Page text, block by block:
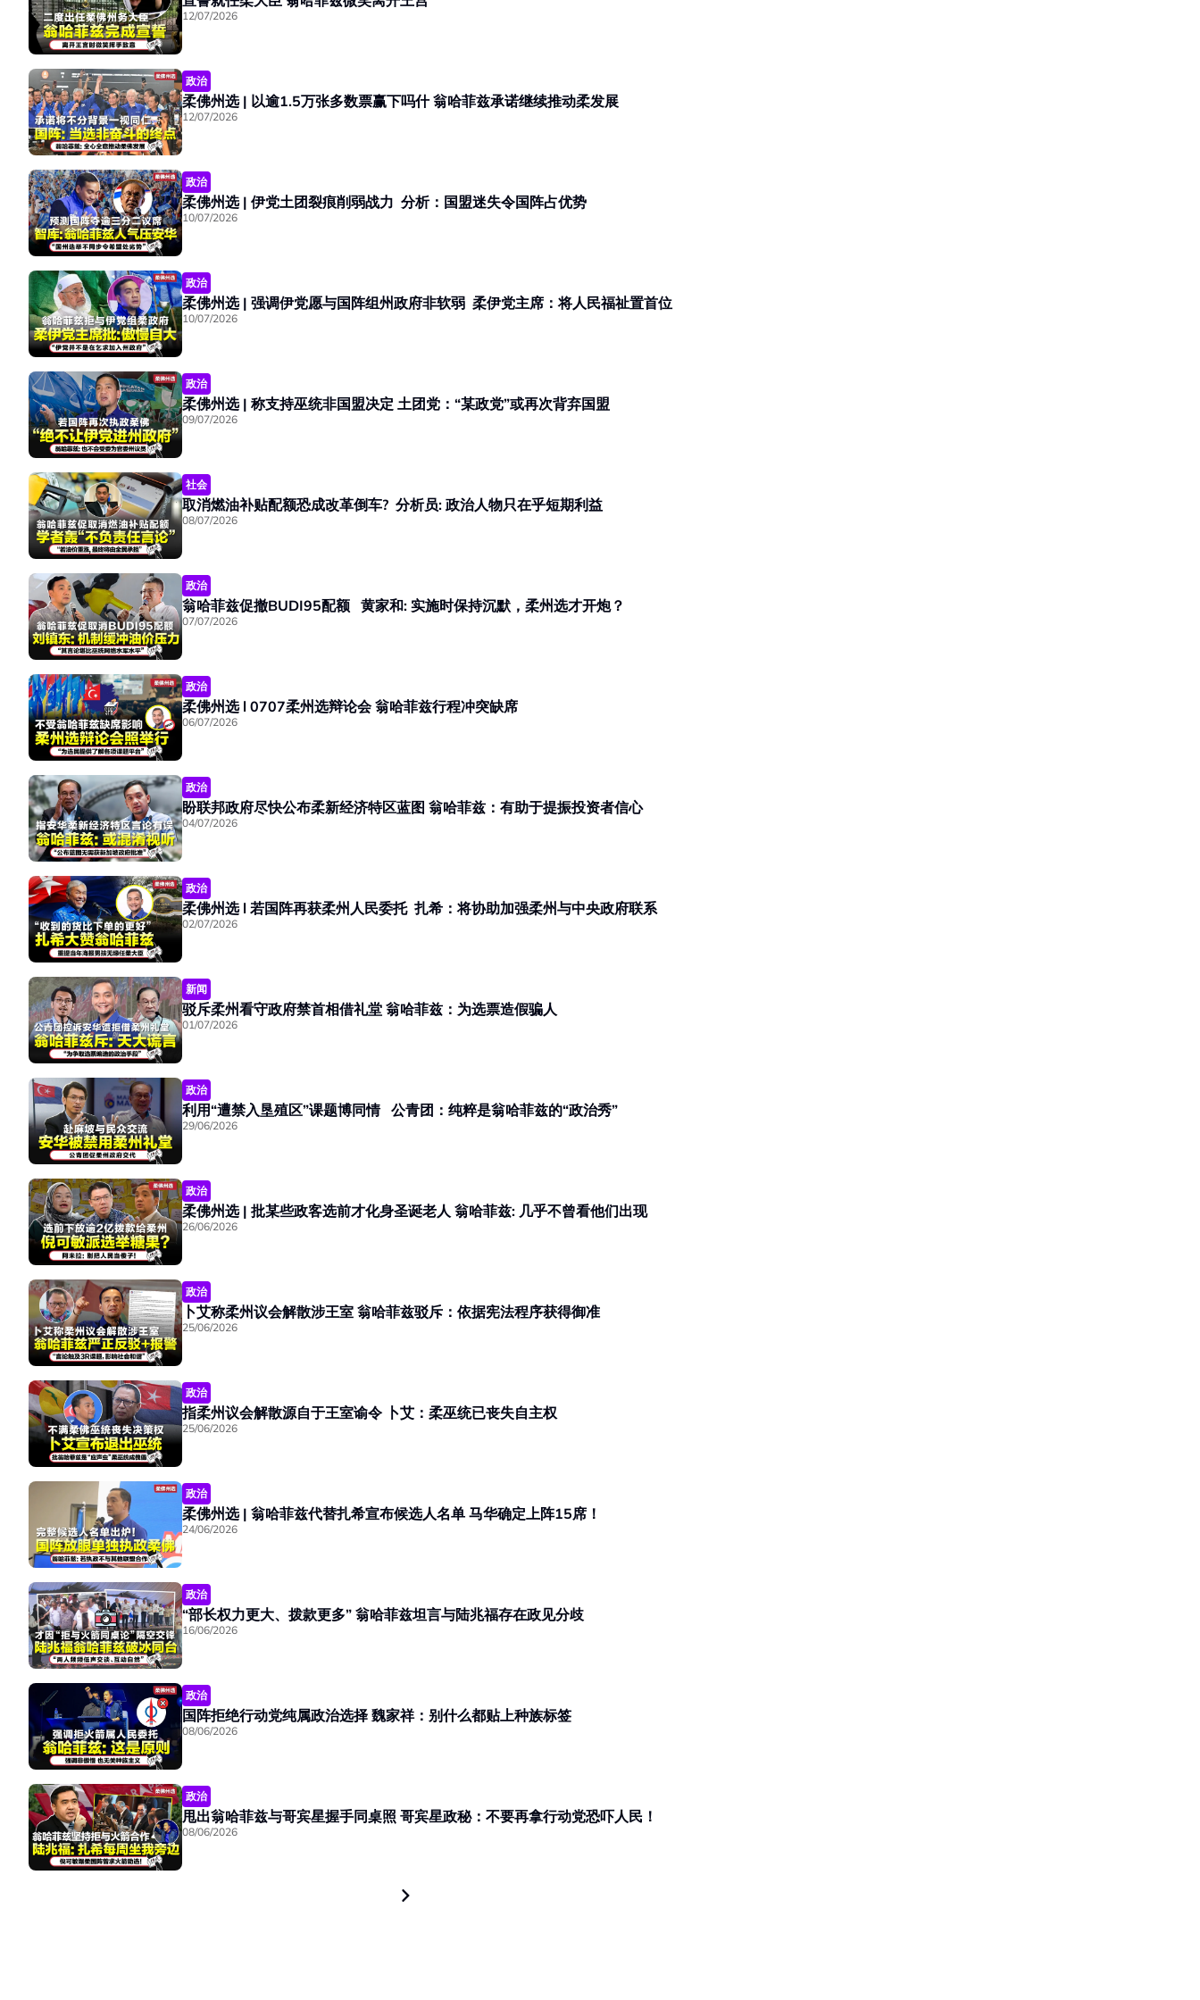
12/07/2026
政治
柔佛州选 | 以逾1.5万张多数票赢下吗什 翁哈菲兹承诺继续推动柔发展
12/07/2026
政治
柔佛州选 | 伊党土团裂痕削弱战力 分析：国盟迷失令国阵占优势
10/07/2026
政治
柔佛州选 | 强调伊党愿与国阵组州政府非软弱 柔伊党主席：将人民福祉置首位
10/07/2026
政治
柔佛州选 | 称支持巫统非国盟决定 土团党：“某政党”或再次背弃国盟
09/07/2026
社会
取消燃油补贴配额恐成改革倒车? 分析员: 政治人物只在乎短期利益
08/07/2026
政治
翁哈菲兹促撤BUDI95配额 黄家和: 实施时保持沉默，柔州选才开炮？
07/07/2026
政治
柔佛州选 l 0707柔州选辩论会 翁哈菲兹行程冲突缺席
06/07/2026
政治
盼联邦政府尽快公布柔新经济特区蓝图 翁哈菲兹：有助于提振投资者信心
04/07/2026
政治
柔佛州选 l 若国阵再获柔州人民委托 扎希：将协助加强柔州与中央政府联系
02/07/2026
新闻
驳斥柔州看守政府禁首相借礼堂 翁哈菲兹：为选票造假骗人
01/07/2026
政治
利用“遭禁入垦殖区”课题博同情 公青团：纯粹是翁哈菲兹的“政治秀”
29/06/2026
政治
柔佛州选 | 批某些政客选前才化身圣诞老人 翁哈菲兹: 几乎不曾看他们出现
26/06/2026
政治
卜艾称柔州议会解散涉王室 翁哈菲兹驳斥：依据宪法程序获得御准
25/06/2026
政治
指柔州议会解散源自于王室谕令 卜艾：柔巫统已丧失自主权
25/06/2026
政治
柔佛州选 | 翁哈菲兹代替扎希宣布候选人名单 马华确定上阵15席！
24/06/2026
政治
“部长权力更大、拨款更多” 翁哈菲兹坦言与陆兆福存在政见分歧
16/06/2026
政治
国阵拒绝行动党纯属政治选择 魏家祥：别什么都贴上种族标签
08/06/2026
政治
甩出翁哈菲兹与哥宾星握手同桌照 哥宾星政秘：不要再拿行动党恐吓人民！
08/06/2026